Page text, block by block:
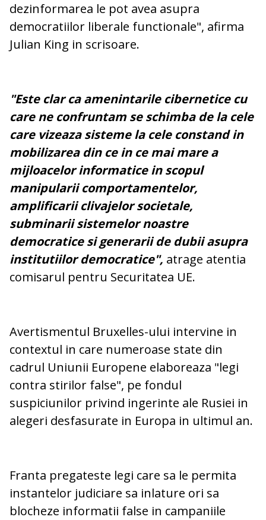
dezinformarea le pot avea asupra
democratiilor liberale functionale", afirma
Julian King in scrisoare.
"Este clar ca amenintarile cibernetice cu
care ne confruntam se schimba de la cele
care vizeaza sisteme la cele constand in
mobilizarea din ce in ce mai mare a
mijloacelor informatice in scopul
manipularii comportamentelor,
amplificarii clivajelor societale,
subminarii sistemelor noastre
democratice si generarii de dubii asupra
institutiilor democratice", atrage atentia
comisarul pentru Securitatea UE.
Avertismentul Bruxelles-ului intervine in
contextul in care numeroase state din
cadrul Uniunii Europene elaboreaza "legi
contra stirilor false", pe fondul
suspiciunilor privind ingerinte ale Rusiei in
alegeri desfasurate in Europa in ultimul an.
Franta pregateste legi care sa le permita
instantelor judiciare sa inlature ori sa
blocheze informatii false in campaniile